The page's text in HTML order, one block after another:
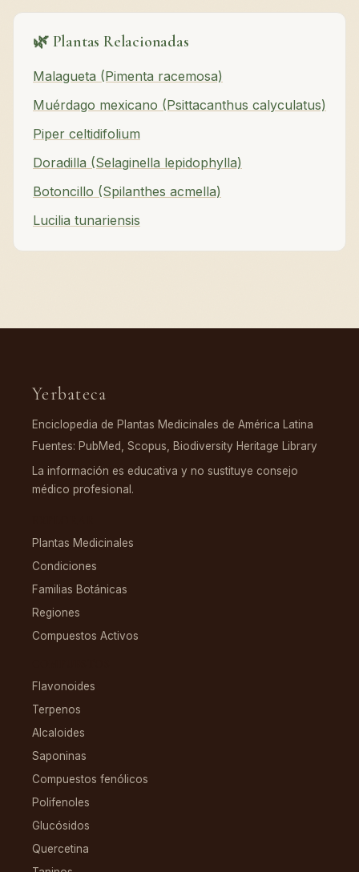
🌿 Plantas Relacionadas
Malagueta (Pimenta racemosa)
Muérdago mexicano (Psittacanthus calyculatus)
Piper celtidifolium
Doradilla (Selaginella lepidophylla)
Botoncillo (Spilanthes acmella)
Lucilia tunariensis
Yerbateca
Enciclopedia de Plantas Medicinales de América Latina
Fuentes: PubMed, Scopus, Biodiversity Heritage Library
La información es educativa y no sustituye consejo
médico profesional.
Plantas Medicinales
Condiciones
Familias Botánicas
Regiones
Compuestos Activos
Flavonoides
Terpenos
Alcaloides
Saponinas
Compuestos fenólicos
Polifenoles
Glucósidos
Quercetina